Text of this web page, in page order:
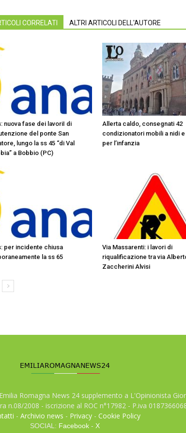
CORRELATI ALTRI ARTICOLI DELL'AUTORE
nuova fase dei lavoriI di
del ponte San
lungo la ss 45 “di Val
a Bobbio (PC)
Allerta caldo, consegnati 42
condizionatori mobili a nidi
per l’infanzia
per incidente chiusa
la ss 65
Via Massarenti: i lavori di
riqualificazione tra via
Zaccherini Alvisi
Romagna News 24 supplemento a L'Opinionista
n.08/2008 - iscrizione al ROC n°17982 - P.iva
-Archivio news - Privacy -Cookie Policy
SOCIAL: Facebook- X